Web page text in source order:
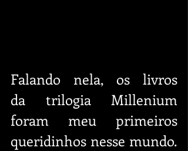
Falando nela, os livros
da trilogia Millenium
foram meu primeiros